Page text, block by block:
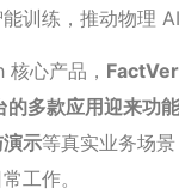
训练，推动物理
心产品，
多款应用迎来功
示等真实业务场
工作。